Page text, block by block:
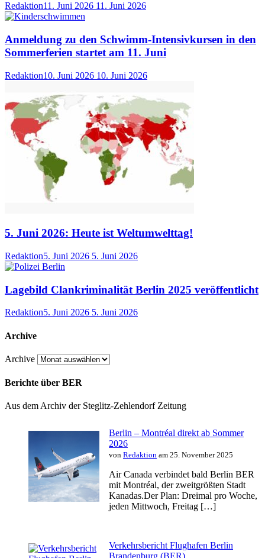
Redaktion11. Juni 2026 11. Juni 2026
Anmeldung zu den Schwimm-Intensivkursen in den
Sommerferien startet am 11. Juni
Redaktion10. Juni 2026 10. Juni 2026
5. Juni 2026: Heute ist Weltumwelttag!
Redaktion5. Juni 2026 5. Juni 2026
Lagebild Clankriminalität Berlin 2025 veröffentlicht
Redaktion5. Juni 2026 5. Juni 2026
Archive
Archive
Berichte über BER
Aus dem Archiv der Steglitz-Zehlendorf Zeitung
Berlin – Montréal direkt ab Sommer
2026
von Redaktion am 25. November 2025
Air Canada verbindet bald Berlin BER
mit Montréal, der zweitgrößten Stadt
Kanadas.Der Plan: Dreimal pro Woche,
jeden Mittwoch, Freitag […]
Verkehrsbericht Flughafen Berlin